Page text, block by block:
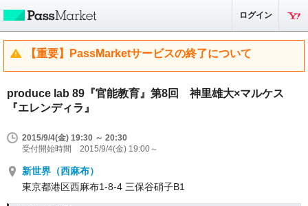
ログイン
【重要】PassMarketサービスの終了について
produce lab 89『官能教育』第8回 神里雄大×マルケス
『エレンディラ』
2015/9/4(金) 19:30 ～ 20:30
受付開始時間 2015/9/4(金) 19:00～
新世界（西麻布）
東京都港区西麻布1-8-4 三保谷硝子B1